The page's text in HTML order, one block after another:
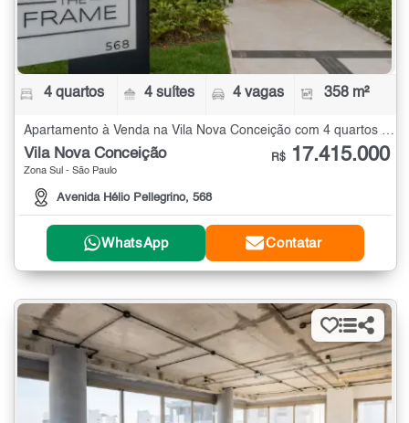
4 quartos 4 suítes 4 vagas 358 m²
Apartamento à Venda na Vila Nova Conceição com 4 quartos - 358 m²
Vila Nova Conceição
Zona Sul - São Paulo
Avenida Hélio Pellegrino, 568
R$ 17.415.000
WhatsApp Contatar